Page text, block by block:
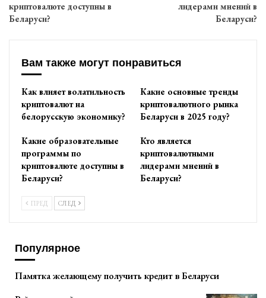
криптовалюте доступны в
Беларуси?
лидерами мнений в
Беларуси?
Вам также могут понравиться
Как влияет волатильность
криптовалют на
белорусскую экономику?
Какие основные тренды
криптовалютного рынка
Беларуси в 2025 году?
Какие образовательные
программы по
криптовалюте доступны в
Беларуси?
Кто является
криптовалютными
лидерами мнений в
Беларуси?
ПРЕД СЛЕД
Популярное
Памятка желающему получить кредит в Беларуси